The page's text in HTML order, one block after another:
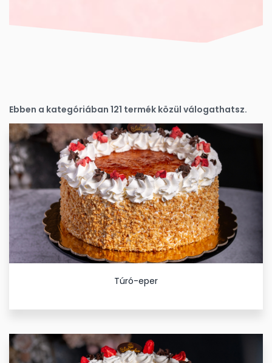
Ebben a kategóriában 121 termék közül válogathatsz.
Túró-eper